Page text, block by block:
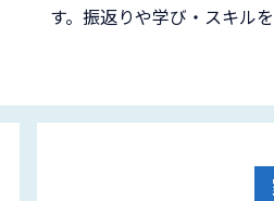
す。振返りや学び・スキル